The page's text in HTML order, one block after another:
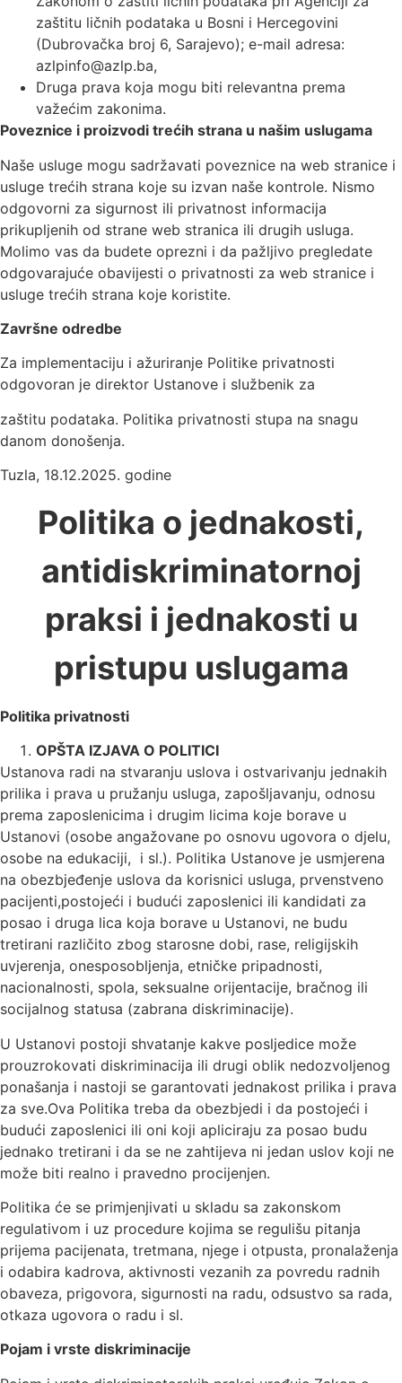
zaštitu ličnih podataka u Bosni i Hercegovini
(Dubrovačka broj 6, Sarajevo); e-mail adresa:
azlpinfo@azlp.ba,
Druga prava koja mogu biti relevantna prema
važećim zakonima.
Poveznice i proizvodi trećih strana u našim uslugama
Naše usluge mogu sadržavati poveznice na web stranice i
usluge trećih strana koje su izvan naše kontrole. Nismo
odgovorni za sigurnost ili privatnost informacija
prikupljenih od strane web stranica ili drugih usluga.
Molimo vas da budete oprezni i da pažljivo pregledate
odgovarajuće obavijesti o privatnosti za web stranice i
usluge trećih strana koje koristite.
Završne odredbe
Za implementaciju i ažuriranje Politike privatnosti
odgovoran je direktor Ustanove i službenik za
zaštitu podataka. Politika privatnosti stupa na snagu
danom donošenja.
Tuzla, 18.12.2025. godine
Politika o jednakosti,
antidiskriminatornoj
praksi i jednakosti u
pristupu uslugama
Politika privatnosti
OPŠTA IZJAVA O POLITICI
Ustanova radi na stvaranju uslova i ostvarivanju jednakih
prilika i prava u pružanju usluga, zapošljavanju, odnosu
prema zaposlenicima i drugim licima koje borave u
Ustanovi (osobe angažovane po osnovu ugovora o djelu,
osobe na edukaciji, i sl.). Politika Ustanove je usmjerena
na obezbjeđenje uslova da korisnici usluga, prvenstveno
pacijenti,postojeći i budući zaposlenici ili kandidati za
posao i druga lica koja borave u Ustanovi, ne budu
tretirani različito zbog starosne dobi, rase, religijskih
uvjerenja, onesposobljenja, etničke pripadnosti,
nacionalnosti, spola, seksualne orijentacije, bračnog ili
socijalnog statusa (zabrana diskriminacije).
U Ustanovi postoji shvatanje kakve posljedice može
prouzrokovati diskriminacija ili drugi oblik nedozvoljenog
ponašanja i nastoji se garantovati jednakost prilika i prava
za sve.Ova Politika treba da obezbjedi i da postojeći i
budući zaposlenici ili oni koji apliciraju za posao budu
jednako tretirani i da se ne zahtijeva ni jedan uslov koji ne
može biti realno i pravedno procijenjen.
Politika će se primjenjivati u skladu sa zakonskom
regulativom i uz procedure kojima se regulišu pitanja
prijema pacijenata, tretmana, njege i otpusta, pronalaženja
i odabira kadrova, aktivnosti vezanih za povredu radnih
obaveza, prigovora, sigurnosti na radu, odsustvo sa rada,
otkaza ugovora o radu i sl.
Pojam i vrste diskriminacije